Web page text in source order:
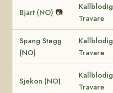
Bjart (NO) 📷
Kallblodig
Travare
Spang Stegg
(NO)
Kallblodig
Travare
Sjekon (NO)
Kallblodig
Travare